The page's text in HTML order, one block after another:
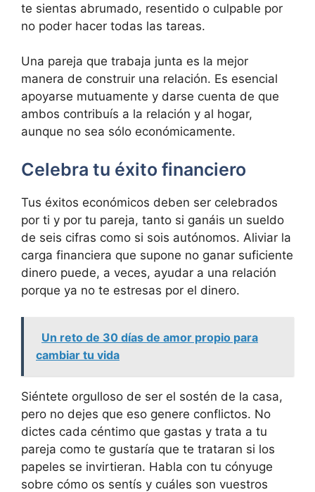
te sientas abrumado, resentido o culpable por
no poder hacer todas las tareas.
Una pareja que trabaja junta es la mejor
manera de construir una relación. Es esencial
apoyarse mutuamente y darse cuenta de que
ambos contribuís a la relación y al hogar,
aunque no sea sólo económicamente.
Celebra tu éxito financiero
Tus éxitos económicos deben ser celebrados
por ti y por tu pareja, tanto si ganáis un sueldo
de seis cifras como si sois autónomos. Aliviar la
carga financiera que supone no ganar suficiente
dinero puede, a veces, ayudar a una relación
porque ya no te estresas por el dinero.
Un reto de 30 días de amor propio para
cambiar tu vida
Siéntete orgulloso de ser el sostén de la casa,
pero no dejes que eso genere conflictos. No
dictes cada céntimo que gastas y trata a tu
pareja como te gustaría que te trataran si los
papeles se invirtieran. Habla con tu cónyuge
sobre cómo os sentís y cuáles son vuestros